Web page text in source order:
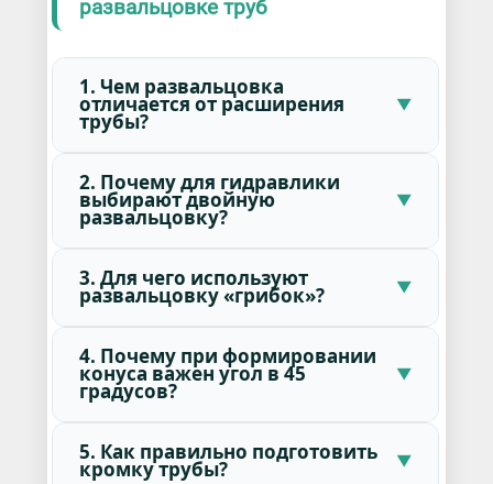
развальцовке труб
1. Чем развальцовка
отличается от расширения
трубы?
2. Почему для гидравлики
выбирают двойную
развальцовку?
3. Для чего используют
развальцовку «грибок»?
4. Почему при формировании
конуса важен угол в 45
градусов?
5. Как правильно подготовить
кромку трубы?